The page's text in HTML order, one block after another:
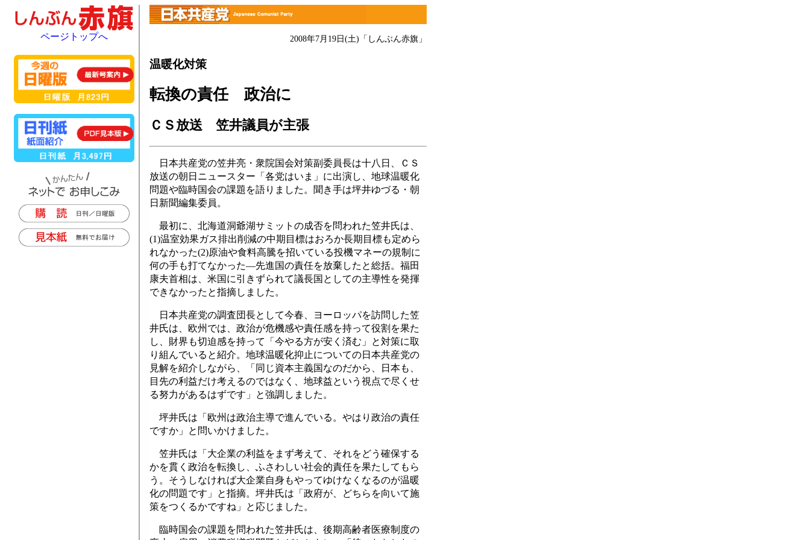
2008年7月19日(土) 「しんぶん赤旗」
温暖化対策
転換の責任 政治に
ＣＳ放送 笠井議員が主張
日本共産党の笠井亮・衆院国会対策副委員長は十八日、ＣＳ
放送の朝日ニュースター「各党はいま」に出演し、地球温暖化
問題や臨時国会の課題を語りました。聞き手は坪井ゆづる・朝
日新聞編集委員。
最初に、北海道洞爺湖サミットの成否を問われた笠井氏は、
(1)温室効果ガス排出削減の中期目標はおろか長期目標も定めら
れなかった(2)原油や食料高騰を招いている投機マネーの規制に
何の手も打てなかった―先進国の責任を放棄したと総括。福田
康夫首相は、米国に引きずられて議長国としての主導性を発揮
できなかったと指摘しました。
日本共産党の調査団長として今春、ヨーロッパを訪問した笠
井氏は、欧州では、政治が危機感や責任感を持って役割を果た
し、財界も切迫感を持って「今やる方が安く済む」と対策に取
り組んでいると紹介。地球温暖化抑止についての日本共産党の
見解を紹介しながら、「同じ資本主義国なのだから、日本も、
目先の利益だけ考えるのではなく、地球益という視点で尽くせ
る努力があるはずです」と強調しました。
坪井氏は「欧州は政治主導で進んでいる。やはり政治の責任
ですか」と問いかけました。
笠井氏は「大企業の利益をまず考えて、それをどう確保する
かを貫く政治を転換し、ふさわしい社会的責任を果たしてもら
う。そうしなければ大企業自身もやってゆけなくなるのが温暖
化の問題です」と指摘。坪井氏は「政府が、どちらを向いて施
策をつくるかですね」と応じました。
臨時国会の課題を問われた笠井氏は、後期高齢者医療制度の
ページトップへ